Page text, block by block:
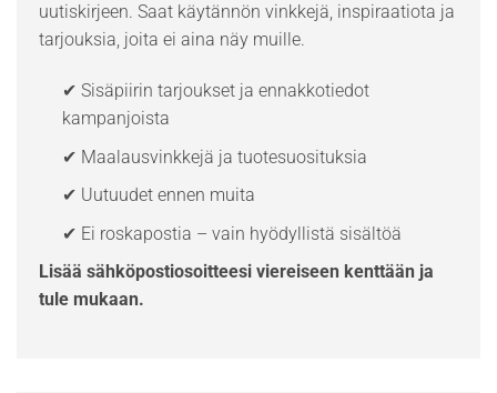
uutiskirjeen. Saat käytännön vinkkejä, inspiraatiota ja
tarjouksia, joita ei aina näy muille.
✔ Sisäpiirin tarjoukset ja ennakkotiedot
kampanjoista
✔ Maalausvinkkejä ja tuotesuosituksia
✔ Uutuudet ennen muita
✔ Ei roskapostia – vain hyödyllistä sisältöä
Lisää sähköpostiosoitteesi viereiseen kenttään ja
tule mukaan.